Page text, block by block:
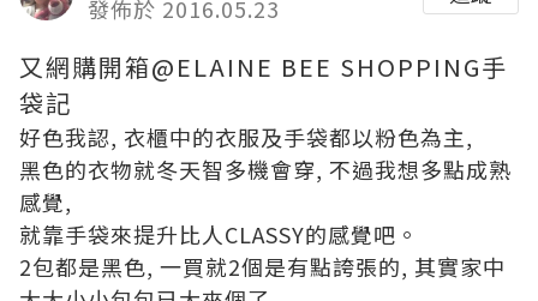
發佈於 2016.05.23
又網購開箱@ELAINE BEE SHOPPING手
袋記
好色我認, 衣櫃中的衣服及手袋都以粉色為主,
黑色的衣物就冬天智多機會穿, 不過我想多點成熟
感覺,
就靠手袋來提升比人CLASSY的感覺吧。
2包都是黑色, 一買就2個是有點誇張的, 其實家中